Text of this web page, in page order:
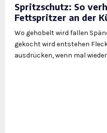
Spritzschutz: So
Fettspritzer an der
Wo gehobelt wird fallen
gekocht wird entstehen
ausdrücken, wenn mal wieder